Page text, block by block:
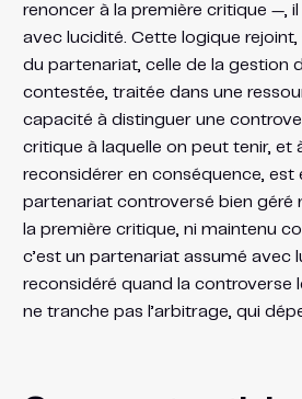
renoncer à la première critique —, il
avec lucidité. Cette logique
du partenariat, celle de la gestion
contestée, traitée dans une
capacité à distinguer une
critique à laquelle on peut tenir, et
reconsidérer en conséquence, est
partenariat controversé bien géré
la première critique, ni maintenu
c’est un partenariat assumé avec
reconsidéré quand la controverse
ne tranche pas l’arbitrage, qui